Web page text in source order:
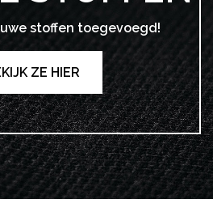
stoffen toegevoegd!
ZE HIER